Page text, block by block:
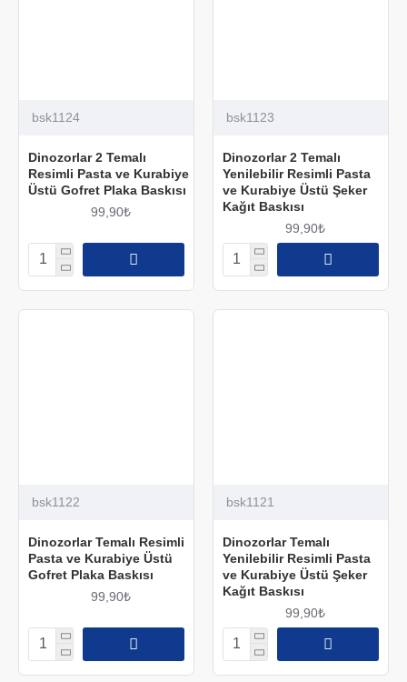
bsk1124
Dinozorlar 2 Temalı
Resimli Pasta ve Kurabiye
Üstü Gofret Plaka Baskısı
99,90₺
bsk1123
Dinozorlar 2 Temalı
Yenilebilir Resimli Pasta
ve Kurabiye Üstü Şeker
Kağıt Baskısı
99,90₺
bsk1122
Dinozorlar Temalı Resimli
Pasta ve Kurabiye Üstü
Gofret Plaka Baskısı
99,90₺
bsk1121
Dinozorlar Temalı
Yenilebilir Resimli Pasta
ve Kurabiye Üstü Şeker
Kağıt Baskısı
99,90₺